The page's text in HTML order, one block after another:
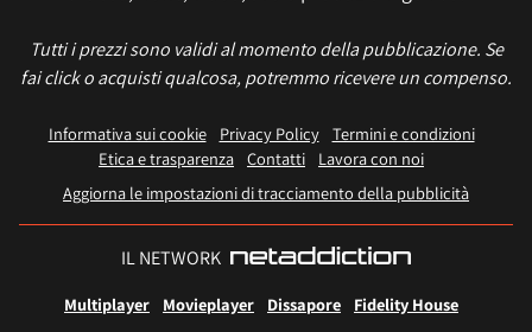
Tutti i prezzi sono validi al momento della pubblicazione. Se
fai click o acquisti qualcosa, potremmo ricevere un compenso.
Informativa sui cookie Privacy Policy
Termini e condizioni
Etica e trasparenza Contatti
Lavora con noi
Aggiorna le impostazioni di tracciamento della pubblicità
IL NETWORK
Multiplayer Movieplayer Dissapore
Fidelity House